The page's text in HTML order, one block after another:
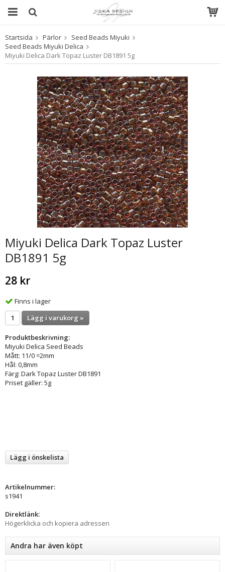
Produkten har blivit tillagd i varukorgen
Startsida Pärlor
Seed Beads Miyuki
Seed Beads Miyuki Delica
Miyuki Delica Dark Topaz Luster DB1891 5g
Miyuki Delica Dark Topaz Luster
DB1891 5g
28 kr
Finns i lager
Lägg i varukorg »
Produktbeskrivning:
Miyuki Delica Seed Beads
Mått: 11/0 =2mm
Hål: 0,8mm
Färg: Dark Topaz Luster DB1891
Priset gäller: 5g
Lägg i önskelista
Artikelnummer:
s1941
Direktlänk:
Högerklicka och kopiera adressen
Andra har även köpt